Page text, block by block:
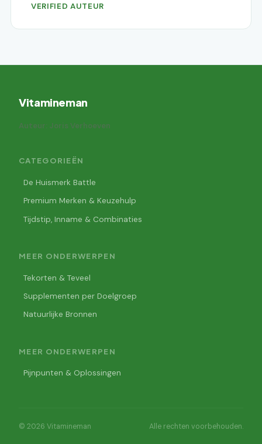
VERIFIED AUTEUR
Vitamineman
Auteur: Joris Verhoeven
CATEGORIEËN
De Huismerk Battle
Premium Merken & Keuzehulp
Tijdstip, Inname & Combinaties
MEER ONDERWERPEN
Tekorten & Teveel
Supplementen per Doelgroep
Natuurlijke Bronnen
MEER ONDERWERPEN
Pijnpunten & Oplossingen
© 2026 Vitamineman Alle rechten voorbehouden.